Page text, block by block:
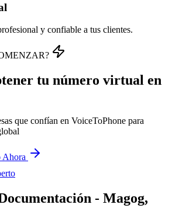
y confiable a tus clientes.
tu número virtual en
que confían en VoiceToPhone para
Ahora
- Magog,